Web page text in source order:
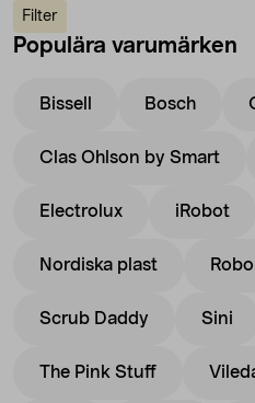
Filter
Populära varumärken
Bissell Bosch
Clas Ohlson by Smart
Electrolux iRobot
Nordiska plast
Scrub Daddy Sini
The Pink Stuff